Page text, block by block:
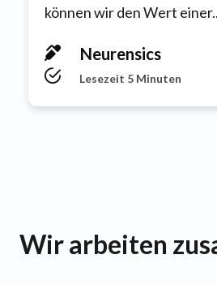
können wir den Wert
Neurensics
Lesezeit 5 Minuten
Wir arbeiten